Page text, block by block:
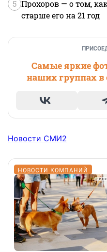
5 Прохоров — о том,
старше его на 21 год
Самые яркие
наших группах в
Новости СМИ2
НОВОСТИ КОМПАНИЙ